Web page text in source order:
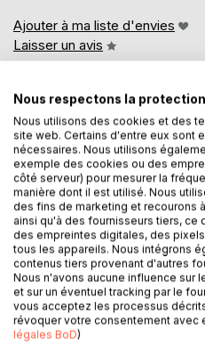
Ajouter à ma liste d'envies
Laisser un avis
DESCRIPTION
In the distant kingdom of
only dream was leaving for
flee from home, she was
guard, who explained that at
prepared for the many
Realizing that he was right,
before being ready, and made
Nous respectons la
Nous utilisons des cookies et des
site web. Certains d'entre eux sont
nécessaires. Nous utilisons
exemple des cookies ou des
côté serveur) pour mesurer la
manière dont il est utilisé. Nous
des fins de marketing et recourons
ainsi qu'à des fournisseurs tiers,
des empreintes digitales, des
tous les appareils. Nous intégrons
contenus tiers provenant d'autres
Nous n'avons aucune influence sur
et sur un éventuel tracking par le
vous acceptez les processus
révoquer votre consentement avec
légales BoD)